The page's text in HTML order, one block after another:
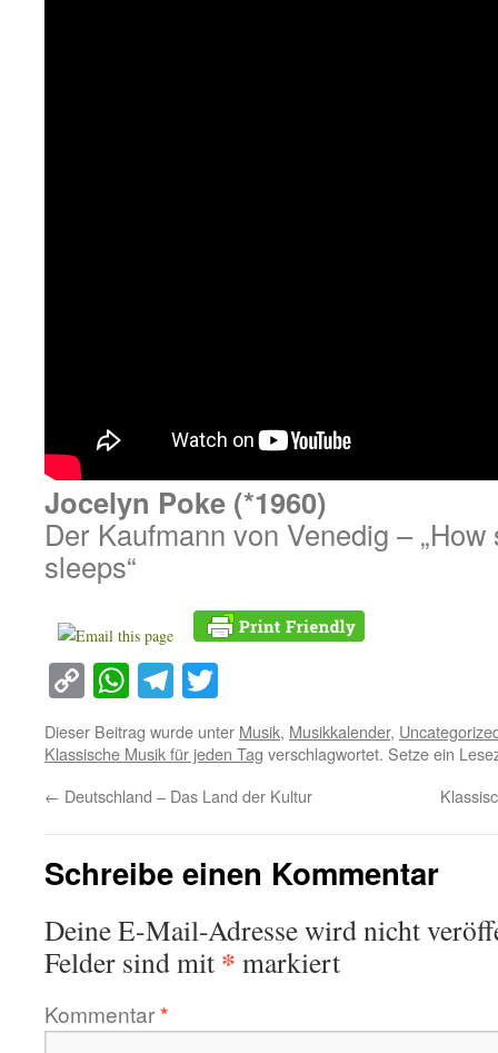
Jocelyn Poke (*1960)
Der Kaufmann von Venedig –
sleeps“
Copy
Link
WhatsApp
Telegram
Dieser Beitrag wurde unter Musik, Musikkalender,
Klassische Musik für jeden Tag verschlagwortet. Setze ein
← Deutschland – Das Land der Kultur
Schreibe einen Kommentar
Deine E-Mail-Adresse wird nicht
Felder sind mit * markiert
Kommentar*